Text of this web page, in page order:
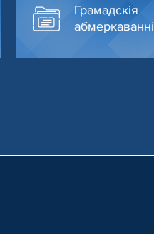
Грамадскія
абмеркаванні